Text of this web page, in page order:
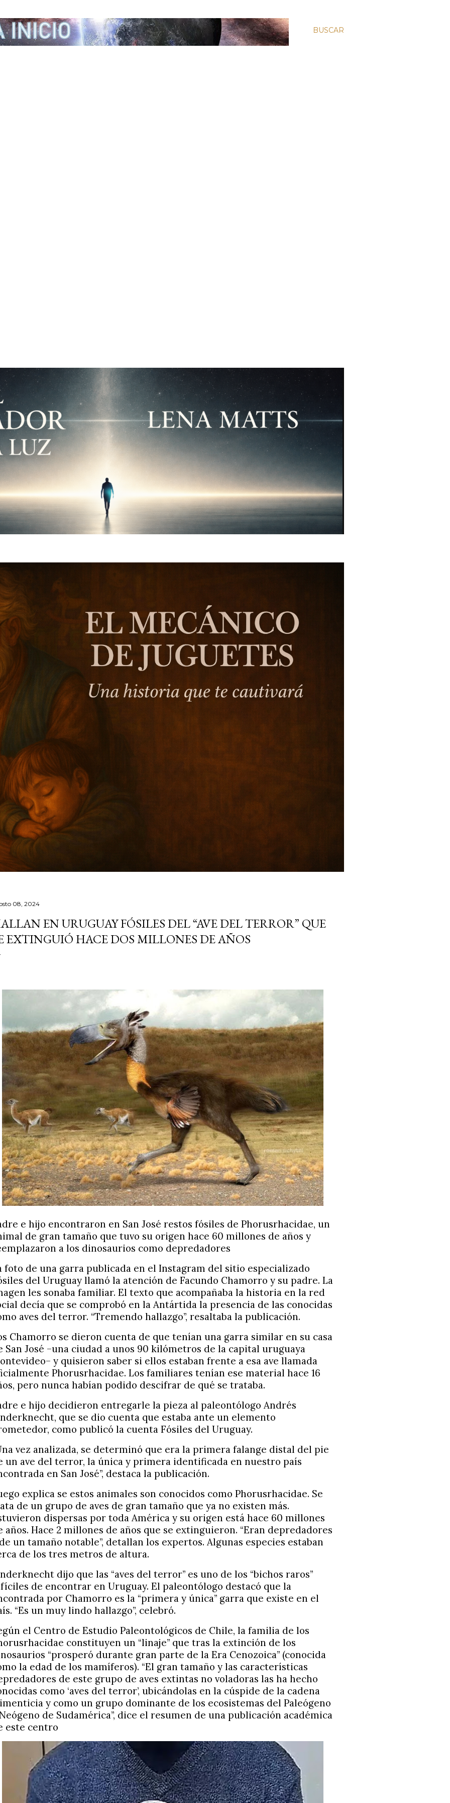
BUSCAR
08, 2024
EN URUGUAY FÓSILES DEL “AVE DEL TERROR” QUE
EXTINGUIÓ HACE DOS MILLONES DE AÑOS
e hijo encontraron en San José restos fósiles de Phorusrhacidae, un
de gran tamaño que tuvo su origen hace 60 millones de años y
a los dinosaurios como depredadores
foto de una garra publicada en el Instagram del sitio especializado
del Uruguay llamó la atención de Facundo Chamorro y su padre. La
les sonaba familiar. El texto que acompañaba la historia en la red
decía que se comprobó en la Antártida la presencia de las conocidas
aves del terror. “Tremendo hallazgo”, resaltaba la publicación.
Chamorro se dieron cuenta de que tenían una garra similar en su casa
San José –una ciudad a unos 90 kilómetros de la capital uruguaya
y quisieron saber si ellos estaban frente a esa ave llamada
Phorusrhacidae. Los familiares tenían ese material hace 16
pero nunca habían podido descifrar de qué se trataba.
e hijo decidieron entregarle la pieza al paleontólogo Andrés
que se dio cuenta que estaba ante un elemento
como publicó la cuenta Fósiles del Uruguay.
vez analizada, se determinó que era la primera falange distal del pie
un ave del terror, la única y primera identificada en nuestro país
en San José”, destaca la publicación.
explica se estos animales son conocidos como Phorusrhacidae. Se
de un grupo de aves de gran tamaño que ya no existen más.
dispersas por toda América y su origen está hace 60 millones
años. Hace 2 millones de años que se extinguieron. “Eran depredadores
un tamaño notable”, detallan los expertos. Algunas especies estaban
de los tres metros de altura.
dijo que las “aves del terror” es uno de los “bichos raros”
de encontrar en Uruguay. El paleontólogo destacó que la
por Chamorro es la “primera y única” garra que existe en el
“Es un muy lindo hallazgo”, celebró.
el Centro de Estudio Paleontológicos de Chile, la familia de los
constituyen un “linaje” que tras la extinción de los
“prosperó durante gran parte de la Era Cenozoica” (conocida
la edad de los mamíferos). “El gran tamaño y las características
de este grupo de aves extintas no voladoras las ha hecho
como ‘aves del terror’, ubicándolas en la cúspide de la cadena
y como un grupo dominante de los ecosistemas del Paleógeno
de Sudamérica”, dice el resumen de una publicación académica
este centro